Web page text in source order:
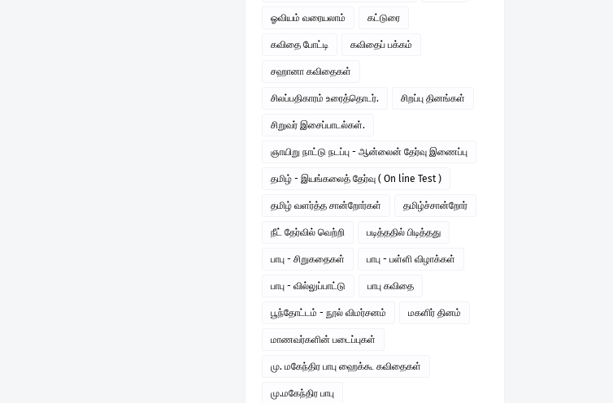
ஓவியம் வரையலாம் கட்டுரை
கவிதை போட்டி கவிதைப் பக்கம்
சஹானா கவிதைகள்
சிலப்பதிகாரம் உரைத்தொடர். சிறப்பு தினங்கள்
சிறுவர் இசைப்பாடல்கள்.
ஞாயிறு நாட்டு நடப்பு - ஆன்லைன் தேர்வு இணைப்பு
தமிழ் - இயங்கலைத் தேர்வு ( On line Test )
தமிழ் வளர்த்த சான்றோர்கள் தமிழ்ச்சான்றோர்
நீட் தேர்வில் வெற்றி படித்ததில் பிடித்தது
பாபு - சிறுகதைகள் பாபு - பள்ளி விழாக்கள்
பாபு - வில்லுப்பாட்டு பாபு கவிதை
பூந்தோட்டம் - நூல் விமர்சனம் மகளிர் தினம்
மாணவர்களின் படைப்புகள்
மு. மகேந்திர பாபு ஹைக்கூ கவிதைகள்
மு.மகேந்திர பாபு